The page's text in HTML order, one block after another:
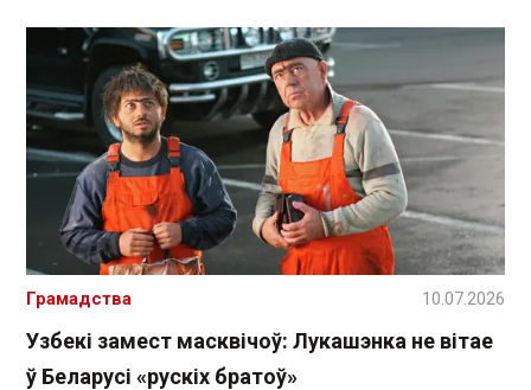
Узбекі замест масквічоў: Лукашэнка не вітае
ў Беларусі «рускіх братоў»
Грамадства 10.07.2026